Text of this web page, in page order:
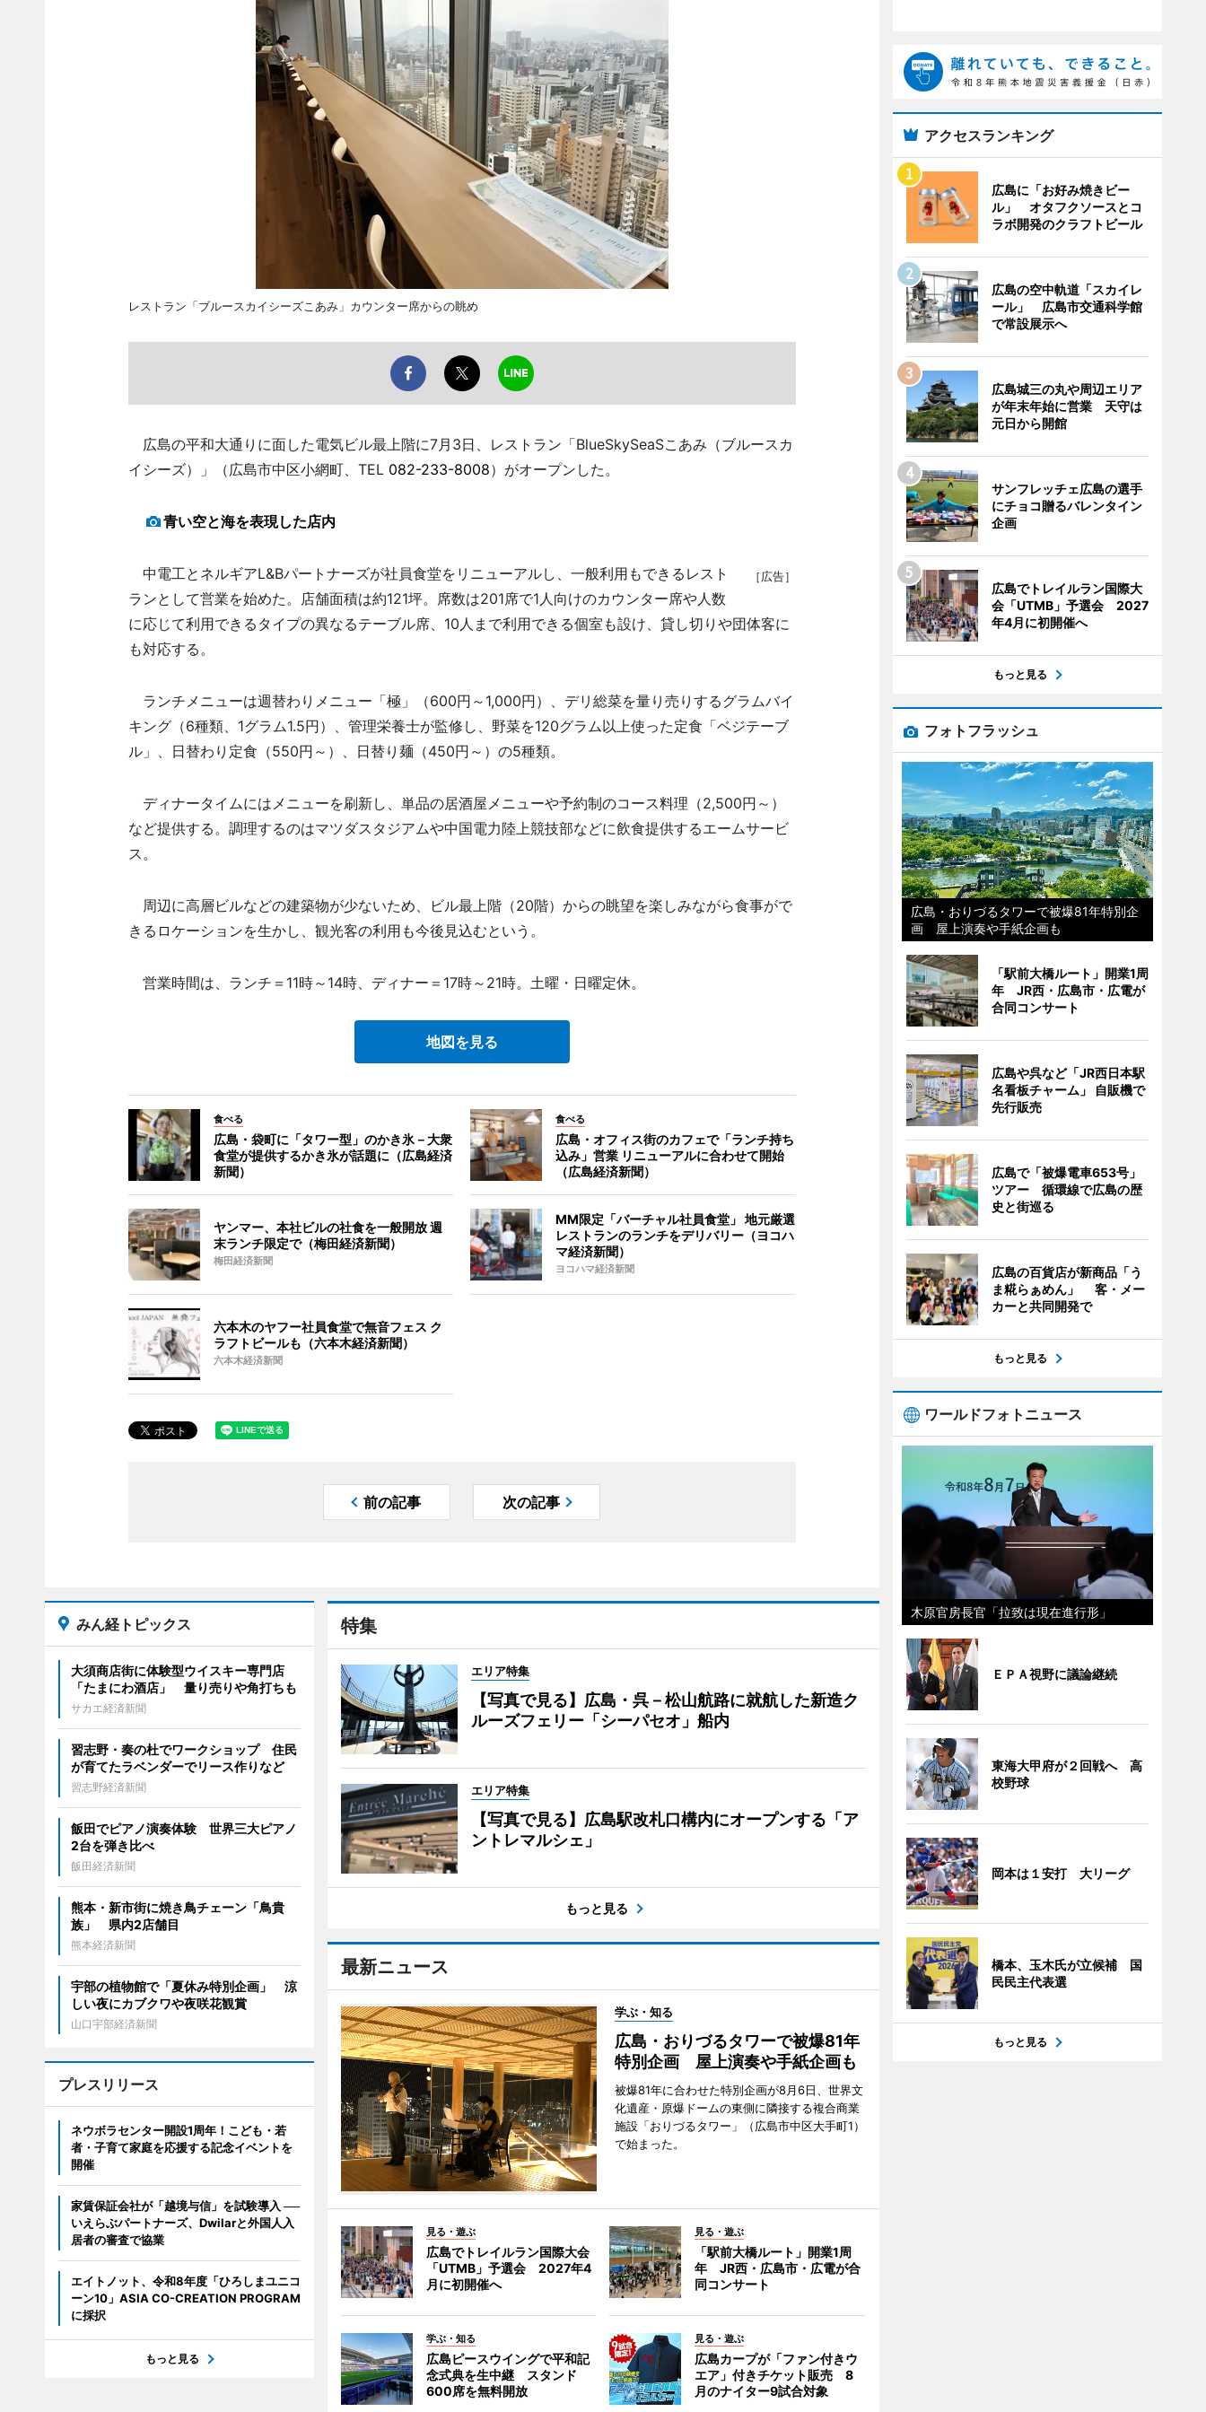
レストラン「ブルースカイシーズこあみ」カウンター席からの眺め
広島の平和大通りに面した電気ビル最上階に7月3日、レストラン「BlueSkySeaSこあみ（ブルースカ
イシーズ）」（広島市中区小網町、TEL 082-233-8008）がオープンした。
青い空と海を表現した店内
［広告］
中電工とネルギアL&Bパートナーズが社員食堂をリニューアルし、一般利用もできるレスト
ランとして営業を始めた。店舗面積は約121坪。席数は201席で1人向けのカウンター席や人数
に応じて利用できるタイプの異なるテーブル席、10人まで利用できる個室も設け、貸し切りや団体客に
も対応する。
ランチメニューは週替わりメニュー「極」（600円～1,000円）、デリ総菜を量り売りするグラムバイ
キング（6種類、1グラム1.5円）、管理栄養士が監修し、野菜を120グラム以上使った定食「ベジテーブ
ル」、日替わり定食（550円～）、日替り麺（450円～）の5種類。
ディナータイムにはメニューを刷新し、単品の居酒屋メニューや予約制のコース料理（2,500円～）
など提供する。調理するのはマツダスタジアムや中国電力陸上競技部などに飲食提供するエームサービ
ス。
周辺に高層ビルなどの建築物が少ないため、ビル最上階（20階）からの眺望を楽しみながら食事がで
きるロケーションを生かし、観光客の利用も今後見込むという。
営業時間は、ランチ＝11時～14時、ディナー＝17時～21時。土曜・日曜定休。
地図を見る
食べる
広島・袋町に「タワー型」のかき氷－大衆
食堂が提供するかき氷が話題に（広島経済
新聞）
食べる
広島・オフィス街のカフェで「ランチ持ち
込み」営業 リニューアルに合わせて開始
（広島経済新聞）
ヤンマー、本社ビルの社食を一般開放 週
末ランチ限定で（梅田経済新聞）
梅田経済新聞
MM限定「バーチャル社員食堂」 地元厳選
レストランのランチをデリバリー（ヨコハ
マ経済新聞）
ヨコハマ経済新聞
六本木のヤフー社員食堂で無音フェス ク
ラフトビールも（六本木経済新聞）
六本木経済新聞
前の記事 次の記事
特集
エリア特集
【写真で見る】広島・呉－松山航路に就航した新造ク
ルーズフェリー「シーパセオ」船内
エリア特集
【写真で見る】広島駅改札口構内にオープンする「ア
ントレマルシェ」
もっと見る
最新ニュース
学ぶ・知る
広島・おりづるタワーで被爆81年
特別企画 屋上演奏や手紙企画も
被爆81年に合わせた特別企画が8月6日、世界文
化遺産・原爆ドームの東側に隣接する複合商業
施設「おりづるタワー」（広島市中区大手町1）
で始まった。
見る・遊ぶ
広島でトレイルラン国際大会
「UTMB」予選会 2027年4
月に初開催へ
見る・遊ぶ
「駅前大橋ルート」開業1周
年 JR西・広島市・広電が合
同コンサート
学ぶ・知る
広島ピースウイングで平和記
念式典を生中継 スタンド
600席を無料開放
見る・遊ぶ
広島カープが「ファン付きウ
エア」付きチケット販売 8
月のナイター9試合対象
みん経トピックス
大須商店街に体験型ウイスキー専門店
「たまにわ酒店」 量り売りや角打ちも
サカエ経済新聞
習志野・奏の杜でワークショップ 住民
が育てたラベンダーでリース作りなど
習志野経済新聞
飯田でピアノ演奏体験 世界三大ピアノ
2台を弾き比べ
飯田経済新聞
熊本・新市街に焼き鳥チェーン「鳥貴
族」 県内2店舗目
熊本経済新聞
宇部の植物館で「夏休み特別企画」 涼
しい夜にカブクワや夜咲花観賞
山口宇部経済新聞
プレスリリース
ネウボラセンター開設1周年！こども・若
者・子育て家庭を応援する記念イベントを
開催
家賃保証会社が「越境与信」を試験導入 ──
いえらぶパートナーズ、Dwilarと外国人入
居者の審査で協業
エイトノット、令和8年度「ひろしまユニコ
ーン10」ASIA CO-CREATION PROGRAM
に採択
もっと見る
アクセスランキング
広島に「お好み焼きビー
ル」 オタフクソースとコ
ラボ開発のクラフトビール
広島の空中軌道「スカイレ
ール」 広島市交通科学館
で常設展示へ
広島城三の丸や周辺エリア
が年末年始に営業 天守は
元日から開館
サンフレッチェ広島の選手
にチョコ贈るバレンタイン
企画
広島でトレイルラン国際大
会「UTMB」予選会 2027
年4月に初開催へ
もっと見る
フォトフラッシュ
広島・おりづるタワーで被爆81年特別企
画 屋上演奏や手紙企画も
「駅前大橋ルート」開業1周
年 JR西・広島市・広電が
合同コンサート
広島や呉など「JR西日本駅
名看板チャーム」 自販機で
先行販売
広島で「被爆電車653号」
ツアー 循環線で広島の歴
史と街巡る
広島の百貨店が新商品「う
ま糀らぁめん」 客・メー
カーと共同開発で
もっと見る
ワールドフォトニュース
木原官房長官「拉致は現在進行形」
ＥＰＡ視野に議論継続
東海大甲府が２回戦へ 高
校野球
岡本は１安打 大リーグ
橋本、玉木氏が立候補 国
民民主代表選
もっと見る